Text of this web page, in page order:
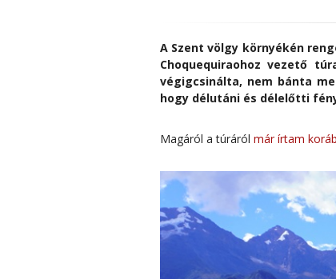
A Szent völgy környékén
Choquequiraohoz vezető
végigcsinálta, nem bánta
hogy délutáni és délelőtti
Magáról a túráról már írtam